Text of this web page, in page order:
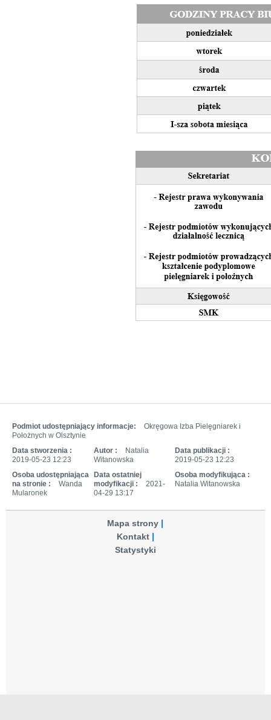
Podmiot udostępniający informacje:
Okręgowa Izba Pielęgniarek i
Położnych w Olsztynie
Data stworzenia :
2019-05-23 12:23
Autor :
Natalia
Witanowska
Data publikacji :
2019-05-23 12:23
Osoba udostępniająca
na stronie :
Wanda
Mularonek
Data ostatniej
modyfikacji :
2021-
04-29 13:17
Osoba modyfikująca :
Natalia Witanowska
Mapa strony
Kontakt
Statystyki